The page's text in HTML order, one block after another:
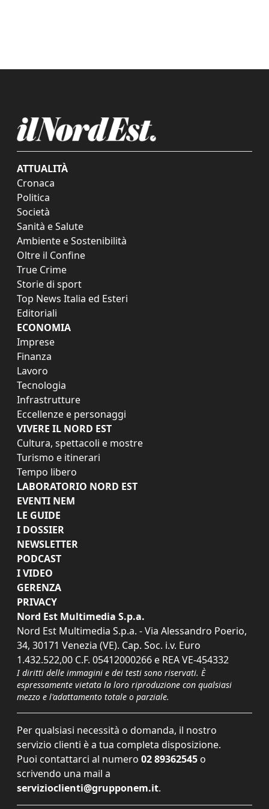
ATTUALITÀ
Cronaca
Politica
Società
Sanità e Salute
Ambiente e Sostenibilità
Oltre il Confine
True Crime
Storie di sport
Top News Italia ed Esteri
Editoriali
ECONOMIA
Imprese
Finanza
Lavoro
Tecnologia
Infrastrutture
Eccellenze e personaggi
VIVERE IL NORD EST
Cultura, spettacoli e mostre
Turismo e itinerari
Tempo libero
LABORATORIO NORD EST
EVENTI NEM
LE GUIDE
I DOSSIER
NEWSLETTER
PODCAST
I VIDEO
GERENZA
PRIVACY
Nord Est Multimedia S.p.a.
Nord Est Multimedia S.p.a. - Via Alessandro Poerio,
34, 30171 Venezia (VE). Cap. Soc. i.v. Euro
1.432.522,00 C.F. 05412000266 e REA VE-454332
I diritti delle immagini e dei testi sono riservati. È
espressamente vietata la loro riproduzione con qualsiasi
mezzo e l'adattamento totale o parziale.
Per qualsiasi necessità o domanda, il nostro
servizio clienti è a tua completa disposizione.
Puoi contattarci al numero 02 89362545 o
scrivendo una mail a
servizioclienti@grupponem.it.